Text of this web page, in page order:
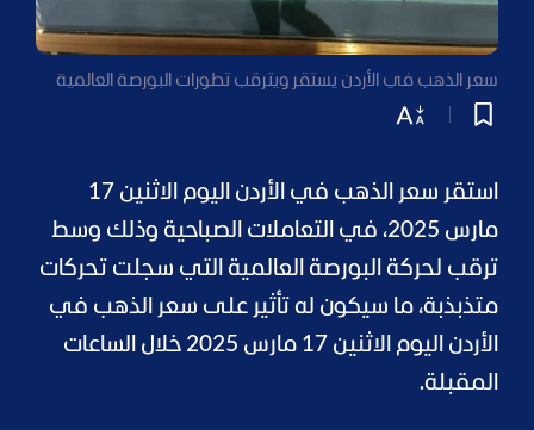
سعر الذهب في الأردن يستقر ويترقب تطورات البورصة العالمية
استقر سعر الذهب في الأردن اليوم الاثنين 17
مارس 2025، في التعاملات الصباحية وذلك وسط
ترقب لحركة البورصة العالمية التي سجلت تحركات
متذبذبة، ما سيكون له تأثير على سعر الذهب في
الأردن اليوم الاثنين 17 مارس 2025 خلال الساعات
المقبلة.